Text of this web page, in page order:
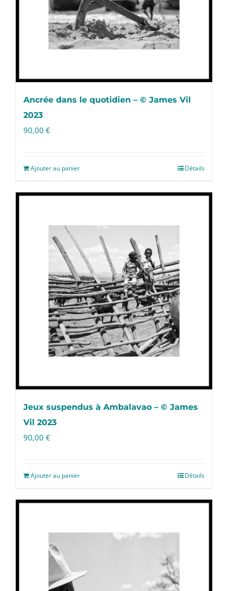
Ancrée dans le quotidien – © James Vil
2023
90,00 €
Ajouter au panier Détails
Jeux suspendus à Ambalavao – © James
Vil 2023
90,00 €
Ajouter au panier Détails